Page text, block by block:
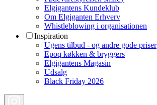
Elgigantens Kundeklub
Om Elgiganten Erhverv
Whistleblowing i organisationen
Inspiration
Ugens tilbud - og andre gode priser
Epoq køkken & bryggers
Elgigantens Magasin
Udsalg
Black Friday 2026